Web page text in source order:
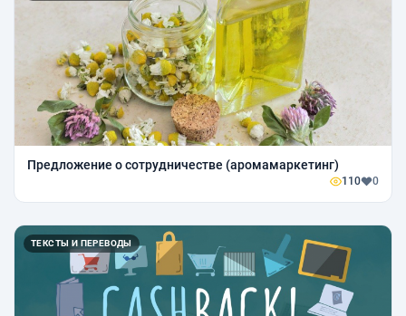
Предложение о сотрудничестве (аромамаркетинг)
110 0
ТЕКСТЫ И ПЕРЕВОДЫ